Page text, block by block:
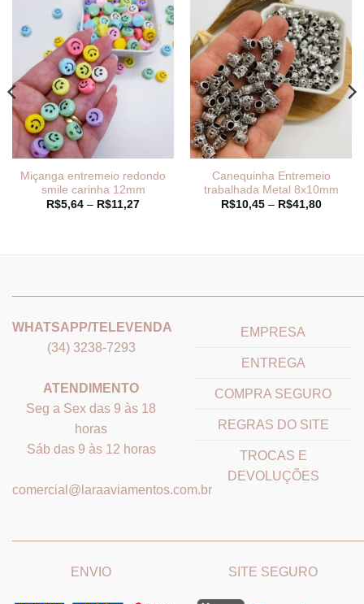
Miçanga entremeio redondo
smile carinha 12mm
R$5,64 – R$11,27Faixa
Canequinha Entremeio
trabalhada Metal 8x10mm
R$10,45 – R$41,80Faixa
WHATSAPP/TELEVENDA
(34) 3238-7293
ATENDIMENTO
Seg a Sex das 9 às 18
horas
Sáb das 9 às 12 horas
comercial@laraaviamentos.com.br
EMPRESA
ENTREGA
COMPRA SEGURO
REGRAS DO SITE
TROCAS E
DEVOLUÇÕES
ENVIO SITE SEGURO